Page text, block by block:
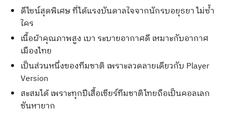
ดีไซน์สุดพิเศษ ที่ได้แรงบันดาลใจจากนักรบอยุธยา ไม่ซ้ำ
ใคร
เนื้อผ้าคุณภาพสูง เบา ระบายอากาศดี เหมาะกับอากาศ
เมืองไทย
เป็นส่วนหนึ่งของทีมชาติ เพราะลวดลายเดียวกับ Player
Version
สะสมได้ เพราะทุกปีเสื้อเชียร์ทีมชาติไทยถือเป็นคอลเลก
ชันหายาก